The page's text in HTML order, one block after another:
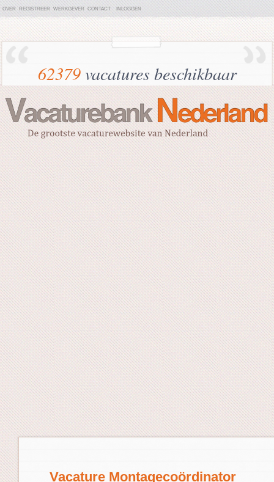
OVER REGISTREER WERKGEVER CONTACT INLOGGEN
62379vacatures beschikbaar
Vacature Montagecoördinator